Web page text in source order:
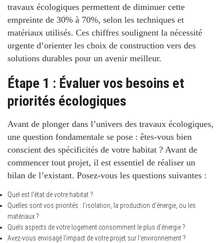
travaux écologiques permettent de diminuer cette
empreinte de 30% à 70%, selon les techniques et
matériaux utilisés. Ces chiffres soulignent la nécessité
urgente d’orienter les choix de construction vers des
solutions durables pour un avenir meilleur.
Étape 1 : Évaluer vos besoins et
priorités écologiques
Avant de plonger dans l’univers des travaux écologiques,
une question fondamentale se pose : êtes-vous bien
conscient des spécificités de votre habitat ? Avant de
commencer tout projet, il est essentiel de réaliser un
bilan de l’existant. Posez-vous les questions suivantes :
Quel est l’état de votre habitat ?
Quelles sont vos priorités : l’isolation, la production d’énergie, ou les
matériaux ?
Quels aspects de votre logement consomment le plus d’énergie ?
Avez-vous envisagé l’impact de votre projet sur l’environnement ?